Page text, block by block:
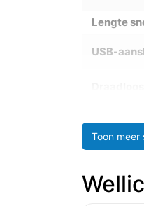
Lengte
USB-
Toon